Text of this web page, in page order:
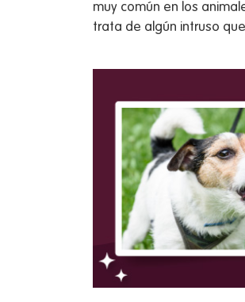
muy común en los
trata de algún intruso